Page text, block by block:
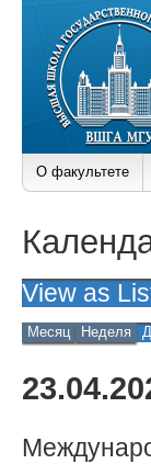
О факультете
View as
Месяц Неделя